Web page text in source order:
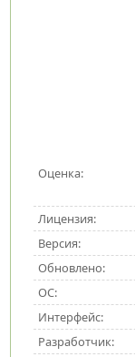
Оценка:
Лицензия:
Версия:
Обновлено:
ОС:
Интерфейс:
Разработчик: